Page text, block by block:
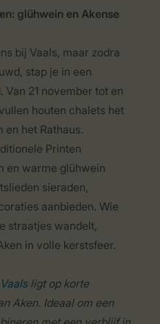
glühwein en Akense
bij Vaals, maar zodra
stap je in een
21 november tot en
houten chalets het
en het Rathaus.
Printen
en warme glühwein
sieraden,
aanbieden. Wie
straatjes wandelt,
in volle kerstsfeer.
ligt op korte
Aken. Ideaal om een